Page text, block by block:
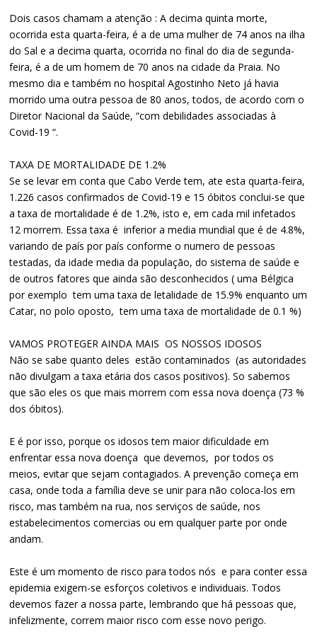
Dois casos chamam a atenção : A decima quinta morte,
ocorrida esta quarta-feira, é a de uma mulher de 74 anos na ilha
do Sal e a decima quarta, ocorrida no final do dia de segunda-
feira, é a de um homem de 70 anos na cidade da Praia. No
mesmo dia e também no hospital Agostinho Neto já havia
morrido uma outra pessoa de 80 anos, todos, de acordo com o
Diretor Nacional da Saúde, “com debilidades associadas à
Covid-19 “.
TAXA DE MORTALIDADE DE 1.2%
Se se levar em conta que Cabo Verde tem, ate esta quarta-feira,
1.226 casos confirmados de Covid-19 e 15 óbitos conclui-se que
a taxa de mortalidade é de 1.2%, isto e, em cada mil infetados
12 morrem. Essa taxa é inferior a media mundial que é de 4.8%,
variando de país por país conforme o numero de pessoas
testadas, da idade media da população, do sistema de saúde e
de outros fatores que ainda são desconhecidos ( uma Bélgica
por exemplo tem uma taxa de letalidade de 15.9% enquanto um
Catar, no polo oposto, tem uma taxa de mortalidade de 0.1 %)
VAMOS PROTEGER AINDA MAIS OS NOSSOS IDOSOS
Não se sabe quanto deles estão contaminados (as autoridades
não divulgam a taxa etária dos casos positivos). So sabemos
que são eles os que mais morrem com essa nova doença (73 %
dos óbitos).
E é por isso, porque os idosos tem maior dificuldade em
enfrentar essa nova doença que devemos, por todos os
meios, evitar que sejam contagiados. A prevenção começa em
casa, onde toda a família deve se unir para não coloca-los em
risco, mas também na rua, nos serviços de saúde, nos
estabelecimentos comercias ou em qualquer parte por onde
andam.
Este é um momento de risco para todos nós e para conter essa
epidemia exigem-se esforços coletivos e individuais. Todos
devemos fazer a nossa parte, lembrando que há pessoas que,
infelizmente, correm maior risco com esse novo perigo.